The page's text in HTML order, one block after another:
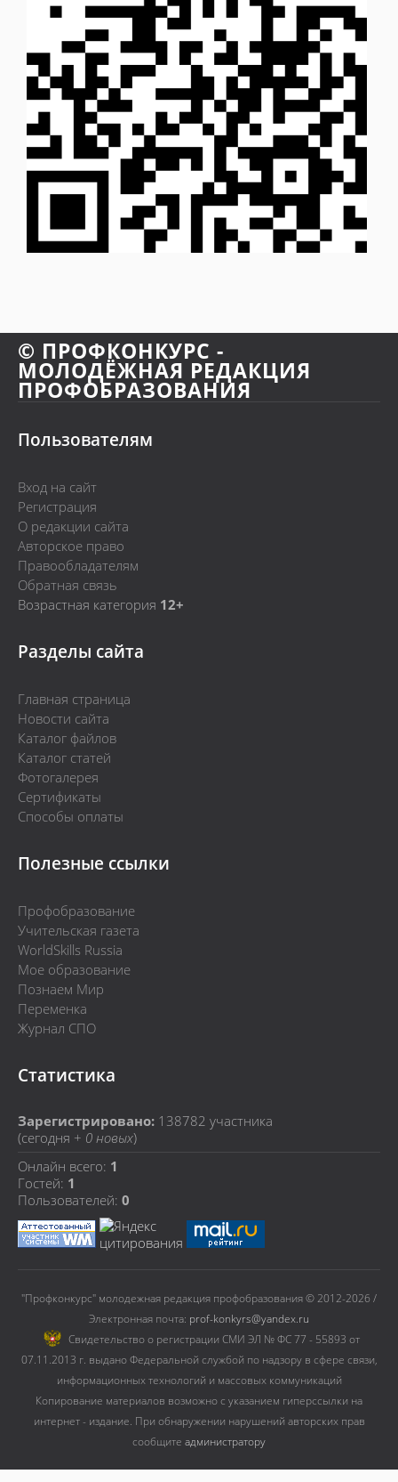
© ПРОФКОНКУРС -
МОЛОДЁЖНАЯ РЕДАКЦИЯ
ПРОФОБРАЗОВАНИЯ
Пользователям
Вход на сайт
Регистрация
О редакции сайта
Авторское право
Правообладателям
Обратная связь
Возрастная категория 12+
Разделы сайта
Главная страница
Новости сайта
Каталог файлов
Каталог статей
Фотогалерея
Сертификаты
Способы оплаты
Полезные ссылки
Профобразование
Учительская газета
WorldSkills Russia
Мое образование
Познаем Мир
Переменка
Журнал СПО
Статистика
Зарегистрировано: 138782 участника
(сегодня + 0 новых)
Онлайн всего: 1
Гостей: 1
Пользователей: 0
"Профконкурс" молодежная редакция профобразования © 2012-2026 /
Электронная почта: prof-konkyrs@yandex.ru
Cвидетельство о регистрации СМИ ЭЛ № ФС 77 - 55893 от
07.11.2013 г. выдано Федеральной службой по надзору в сфере связи,
информационных технологий и массовых коммуникаций
Копирование материалов возможно с указанием гиперссылки на
интернет - издание. При обнаружении нарушений авторских прав
сообщите администратору